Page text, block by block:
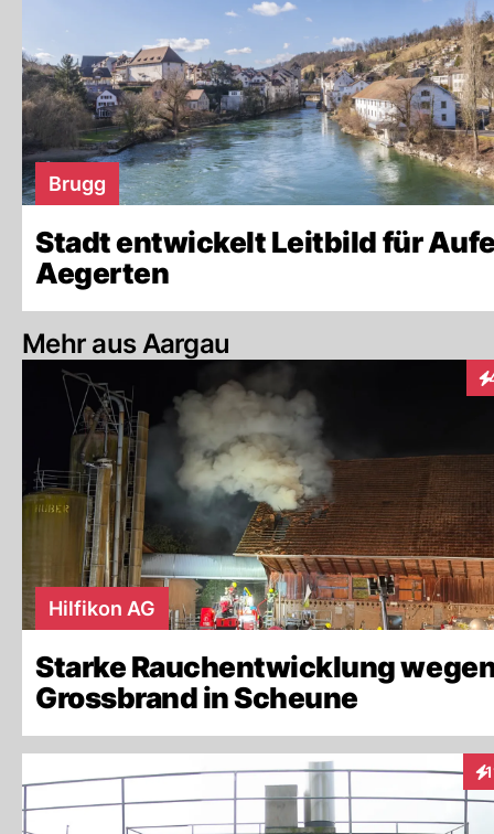
Brugg
Stadt entwickelt Leitbild für
Aegerten
Mehr aus Aargau
Hilfikon AG
Starke Rauchentwicklung
Grossbrand in Scheune